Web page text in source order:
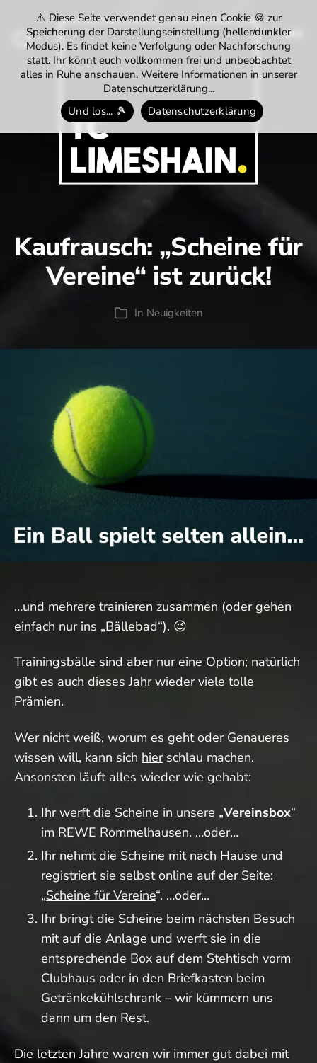
e.V.
Kaufrausch: „Scheine für
Vereine“ ist zurück!
Kategorien
In Neuigkeiten
…und mehrere trainieren zusammen (oder gehen
einfach nur ins „Bällebad“). 😉
Trainingsbälle sind aber nur eine Option; natürlich
gibt es auch dieses Jahr wieder viele tolle
Prämien.
Wer nicht weiß, worum es geht oder Genaueres
wissen will, kann sich hierschlau machen.
Ansonsten läuft alles wieder wie gehabt:
Ihr werft die Scheine in unsere „Vereinsbox“
im REWE Rommelhausen. …oder…
Ihr nehmt die Scheine mit nach Hause und
registriert sie selbst online auf der Seite:
„Scheine für Vereine“. …oder…
Ihr bringt die Scheine beim nächsten Besuch
mit auf die Anlage und werft sie in die
entsprechende Box auf dem Stehtisch vorm
Clubhaus oder in den Briefkasten beim
Getränkekühlschrank – wir kümmern uns
dann um den Rest.
Die letzten Jahre waren wir immer gut dabei mit
⚠️ Diese Seite verwendet genau einen Cookie 🍪 zur
Speicherung der Darstellungseinstellung (heller/dunkler
Modus). Es findet keine Verfolgung oder Nachforschung
statt. Ihr könnt euch vollkommen frei und unbeobachtet
alles in Ruhe anschauen. Weitere Informationen in unserer
Datenschutzerklärung...
Und los... 🎾
Datenschutzerklärung